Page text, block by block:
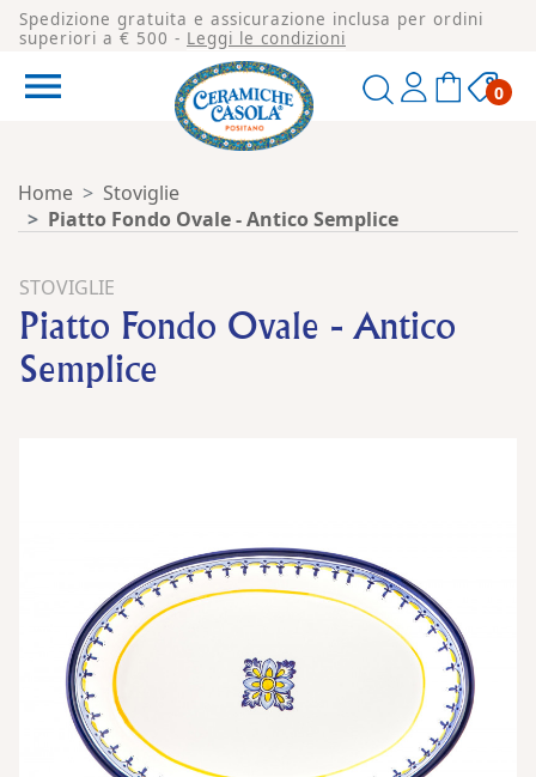
Spedizione gratuita e assicurazione inclusa per ordini
superiori a € 500 - Leggi le condizioni
 0
Home
Stoviglie
Piatto Fondo Ovale - Antico Semplice
STOVIGLIE
Piatto Fondo Ovale - Antico
Semplice